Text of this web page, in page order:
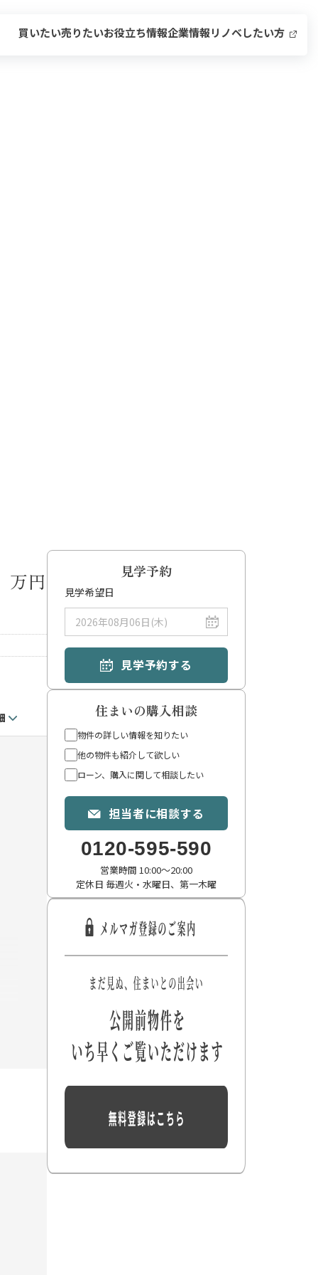
買いたい売りたいお役立ち情報企業情報リノベしたい方
万円 見学予約
見学希望日
見学予約する
住まいの購入相談
物件の詳しい情報を知りたい
他の物件も紹介して欲しい
ローン、購入に関して相談したい
担当者に相談する
0120-595-590
営業時間 10:00〜20:00
定休日 毎週火・水曜日、第一木曜